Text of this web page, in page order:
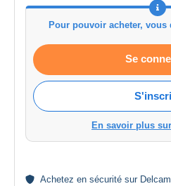
Pour pouvoir acheter, vous
Se
En savoir plus
Achetez en sécurité sur